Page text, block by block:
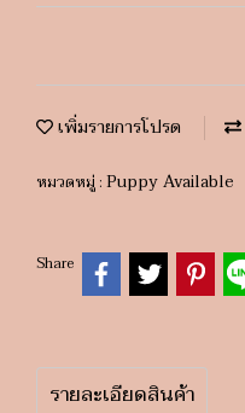
เพิ่มรายการโปรด
หมวดหมู่ : Puppy Available
Share
รายละเอียดสินค้า